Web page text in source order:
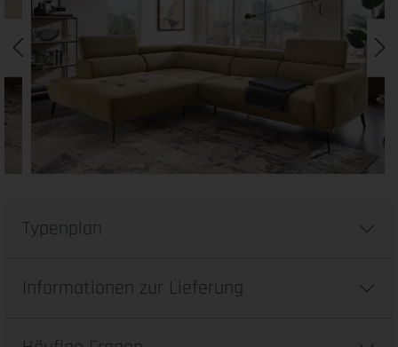
Typenplan
Informationen zur Lieferung